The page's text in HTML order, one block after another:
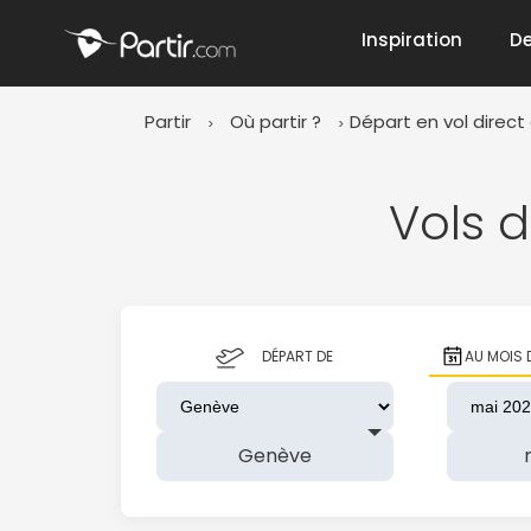
Inspiration
Partir Où partir ? Départ en vol direct
Vols
DÉPART DE
Genève
AU MOIS
Janvier
Octobre
✨ Envies